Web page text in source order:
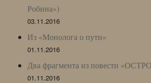
Робина»)
03.11.2016
Из «Монолога о пути»
01.11.2016
Два фрагмента из повести
01.11.2016